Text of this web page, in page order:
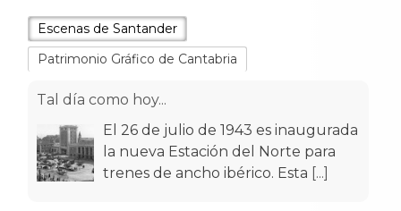
Escenas de Santander
Patrimonio Gráfico de Cantabria
Tal día como hoy...
El 26 de julio de 1943 es inaugurada
la nueva Estación del Norte para
trenes de ancho ibérico. Esta [...]